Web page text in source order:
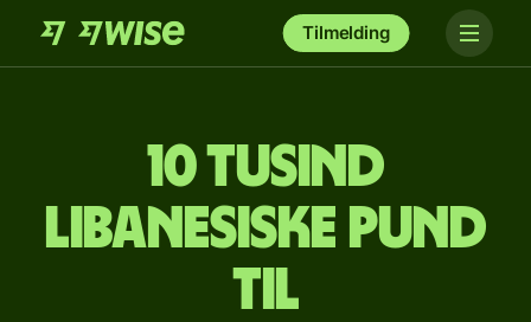
Tilmelding
10 tusind
libanesiske pund
til